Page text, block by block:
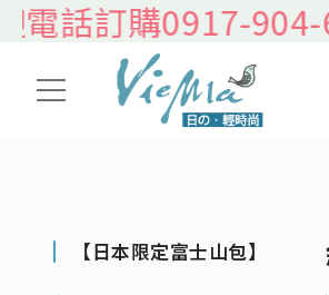
訂購0917-904-
【日本限定富士山包】